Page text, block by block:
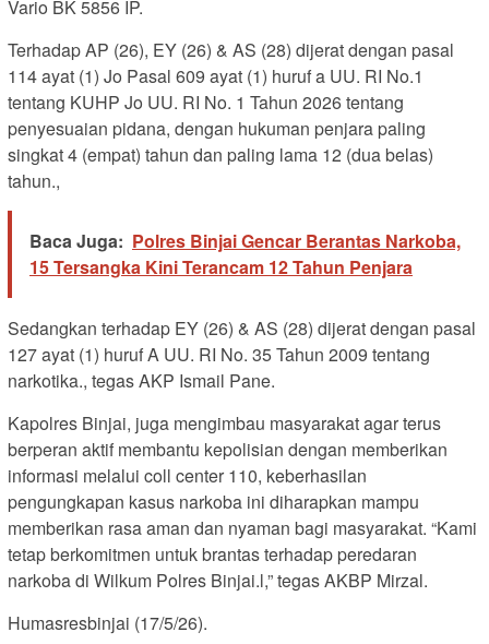
Vario BK 5856 IP.
Terhadap AP (26), EY (26) & AS (28) dijerat dengan pasal
114 ayat (1) Jo Pasal 609 ayat (1) huruf a UU. RI No.1
tentang KUHP Jo UU. RI No. 1 Tahun 2026 tentang
penyesuaian pidana, dengan hukuman penjara paling
singkat 4 (empat) tahun dan paling lama 12 (dua belas)
tahun.,
Baca Juga: Polres Binjai Gencar Berantas Narkoba,
15 Tersangka Kini Terancam 12 Tahun Penjara
Sedangkan terhadap EY (26) & AS (28) dijerat dengan pasal
127 ayat (1) huruf A UU. RI No. 35 Tahun 2009 tentang
narkotika., tegas AKP Ismail Pane.
Kapolres Binjai, juga mengimbau masyarakat agar terus
berperan aktif membantu kepolisian dengan memberikan
informasi melalui coll center 110, keberhasilan
pengungkapan kasus narkoba ini diharapkan mampu
memberikan rasa aman dan nyaman bagi masyarakat. “Kami
tetap berkomitmen untuk brantas terhadap peredaran
narkoba di Wilkum Polres Binjai.l,” tegas AKBP Mirzal.
Humasresbinjai (17/5/26).